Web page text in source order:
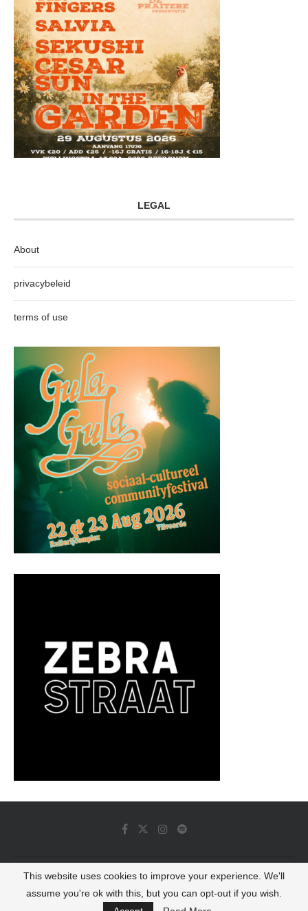
LEGAL
About
privacybeleid
terms of use
© 2022 - Luminous Dash All Rights Reserved
BACK TO TOP
This website uses cookies to improve your experience. We'll
assume you're ok with this, but you can opt-out if you wish.